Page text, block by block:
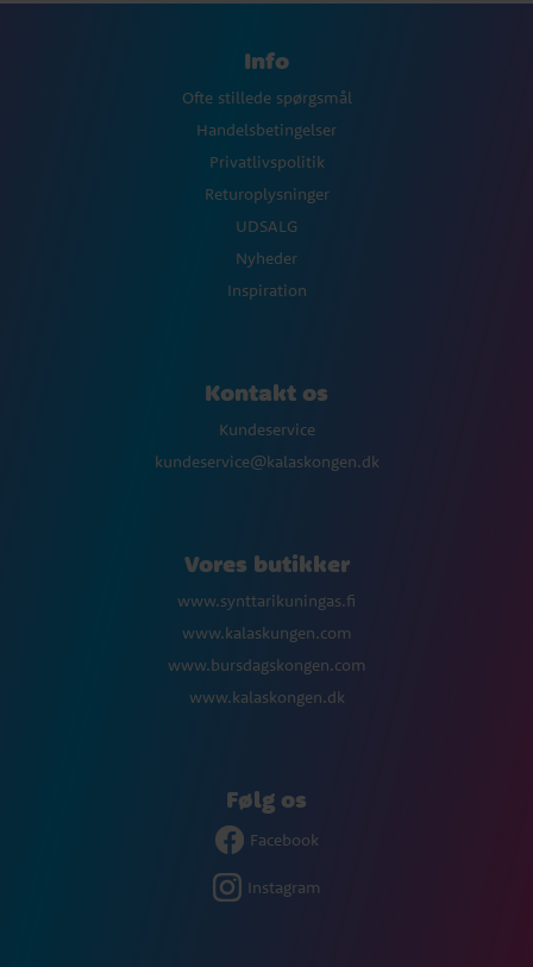
Info
Ofte stillede spørgsmål
Handelsbetingelser
Privatlivspolitik
Returoplysninger
UDSALG
Nyheder
Inspiration
Kontakt os
Kundeservice
kundeservice@kalaskongen.dk
Vores butikker
www.synttarikuningas.fi
www.kalaskungen.com
www.bursdagskongen.com
www.kalaskongen.dk
Følg os
Facebook
Instagram